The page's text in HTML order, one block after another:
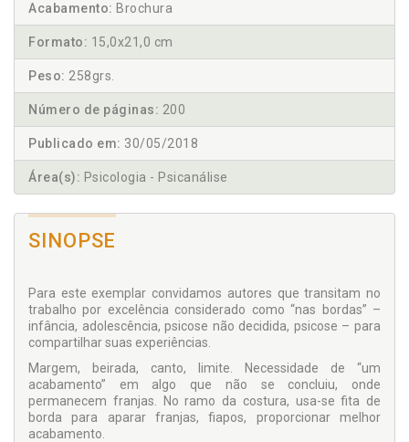
Acabamento: Brochura
Formato: 15,0x21,0 cm
Peso: 258grs.
Número de páginas: 200
Publicado em: 30/05/2018
Área(s): Psicologia - Psicanálise
SINOPSE
Para este exemplar convidamos autores que transitam no
trabalho por excelência considerado como “nas bordas” –
infância, adolescência, psicose não decidida, psicose – para
compartilhar suas experiências.
Margem, beirada, canto, limite. Necessidade de “um
acabamento” em algo que não se concluiu, onde
permanecem franjas. No ramo da costura, usa-se fita de
borda para aparar franjas, fiapos, proporcionar melhor
acabamento.